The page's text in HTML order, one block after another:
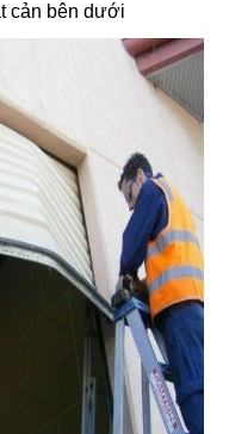
cản bên dưới